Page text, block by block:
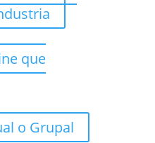
que
o Grupal